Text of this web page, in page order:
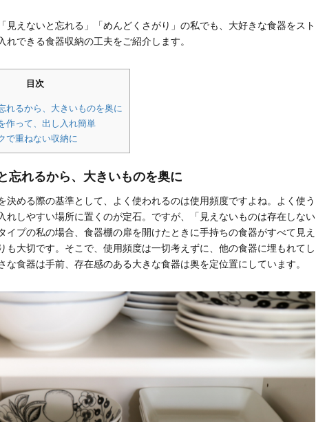
見えないと忘れる」「めんどくさがり」の私でも、大好きな食器をスト
れできる食器収納の工夫をご紹介します。
目次
れるから、大きいものを奥に
作って、出し入れ簡単
で重ねない収納に
忘れるから、大きいものを奥に
決める際の基準として、よく使われるのは使用頻度ですよね。よく使う
れしやすい場所に置くのが定石。ですが、「見えないものは存在しない
イプの私の場合、食器棚の扉を開けたときに手持ちの食器がすべて見え
も大切です。そこで、使用頻度は一切考えずに、他の食器に埋もれてし
な食器は手前、存在感のある大きな食器は奥を定位置にしています。